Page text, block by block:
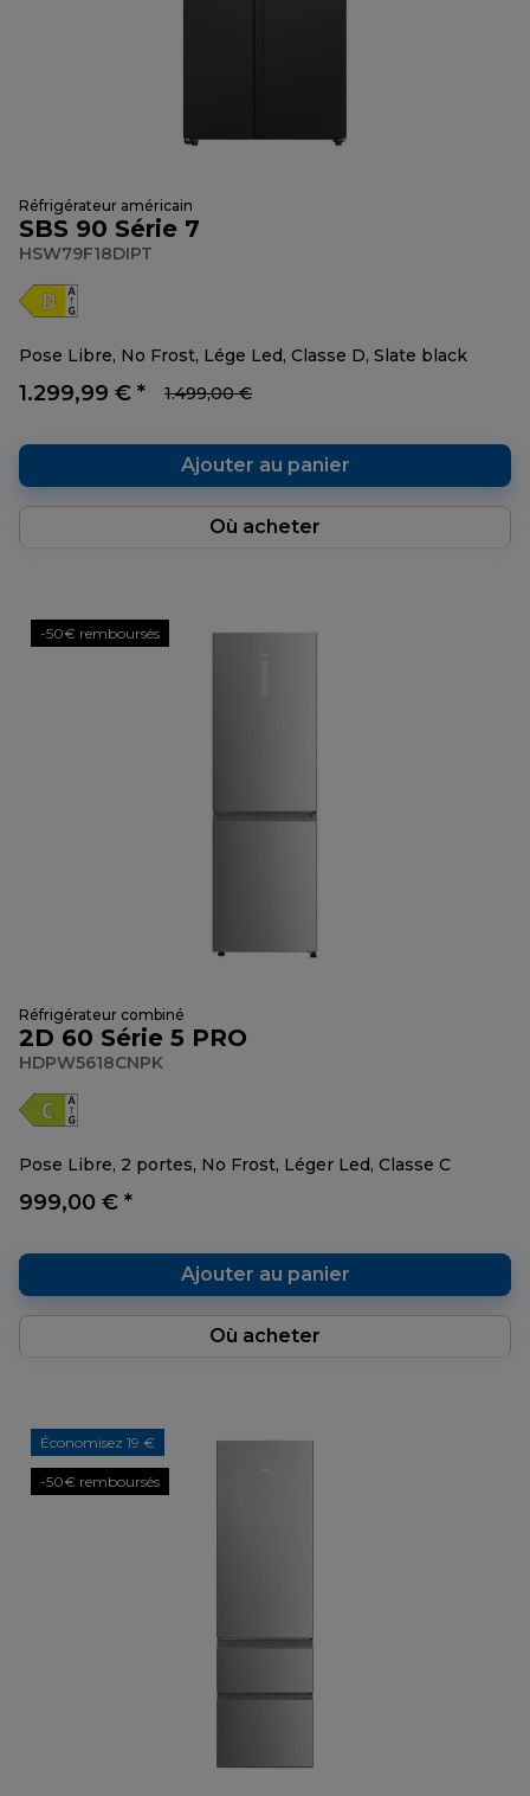
Réfrigérateur américain
SBS 90 Série 7
HSW79F18DIPT
Pose Libre, No Frost, Lége Led, Classe D, Slate black
1.299,99 € * 1.499,00 €
Ajouter au panier
Où acheter
-50€ remboursés
Réfrigérateur combiné
2D 60 Série 5 PRO
HDPW5618CNPK
Pose Libre, 2 portes, No Frost, Léger Led, Classe C
999,00 € *
Ajouter au panier
Où acheter
Économisez 19 €
-50€ remboursés